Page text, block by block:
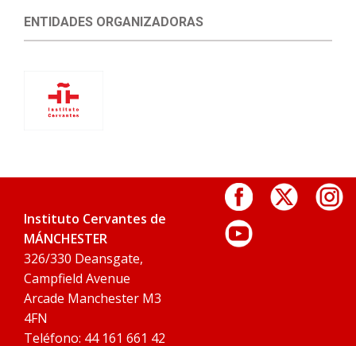
ENTIDADES ORGANIZADORAS
Instituto Cervantes de
MÁNCHESTER
326/330 Deansgate,
Campfield Avenue
Arcade Manchester M3
4FN
Teléfono: 44 161 661 42